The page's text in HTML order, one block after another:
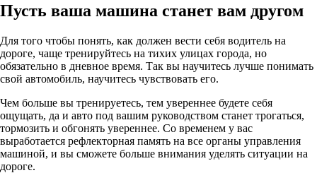
Пусть ваша машина станет вам другом
Для того чтобы понять, как должен вести себя водитель на
дороге, чаще тренируйтесь на тихих улицах города, но
обязательно в дневное время. Так вы научитесь лучше понимать
свой автомобиль, научитесь чувствовать его.
Чем больше вы тренируетесь, тем увереннее будете себя
ощущать, да и авто под вашим руководством станет трогаться,
тормозить и обгонять увереннее. Со временем у вас
выработается рефлекторная память на все органы управления
машиной, и вы сможете больше внимания уделять ситуации на
дороге.